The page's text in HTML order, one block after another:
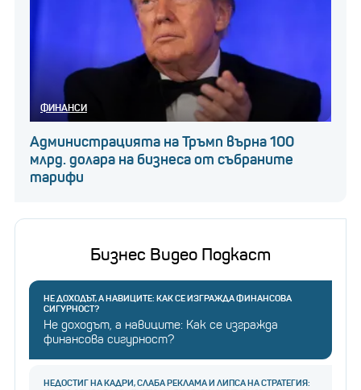
ФИНАНСИ
Администрацията на Тръмп върна 100
млрд. долара на бизнеса от събраните
тарифи
Бизнес Видео Подкаст
НЕ ДОХОДЪТ, А НАВИЦИТЕ: КАК СЕ ИЗГРАЖДА ФИНАНСОВА
СИГУРНОСТ?
Не доходът, а навиците: Как се изгражда
финансова сигурност?
НЕДОСТИГ НА КАДРИ, СЛАБА РЕКЛАМА И ЛИПСА НА СТРАТЕГИЯ: